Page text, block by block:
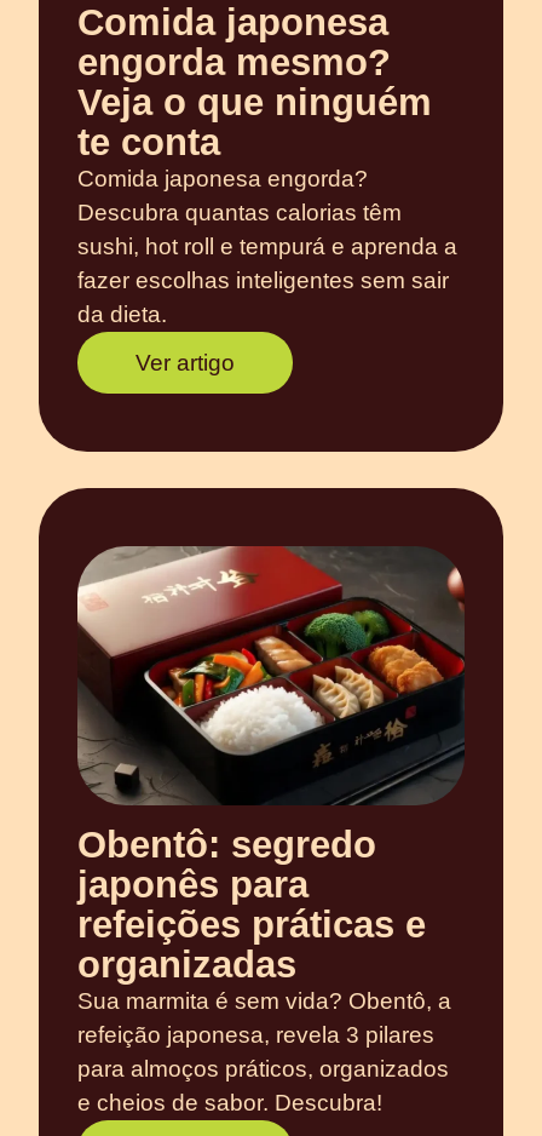
Comida japonesa
engorda mesmo?
Veja o que ninguém
te conta
Comida japonesa engorda?
Descubra quantas calorias têm
sushi, hot roll e tempurá e aprenda a
fazer escolhas inteligentes sem sair
da dieta.
Ver artigo
Obentô: segredo
japonês para
refeições práticas e
organizadas
Sua marmita é sem vida? Obentô, a
refeição japonesa, revela 3 pilares
para almoços práticos, organizados
e cheios de sabor. Descubra!